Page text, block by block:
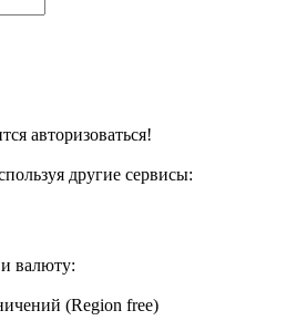
авторизоваться!
другие сервисы:
валюту:
(Region free)